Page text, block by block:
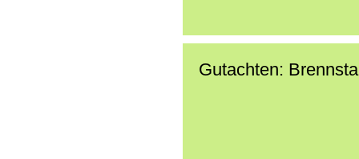
Gutachten: